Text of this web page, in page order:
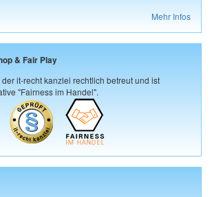
Mehr Infos
& Fair Play
it-recht kanzlei rechtlich betreut und ist
"Fairness im Handel".